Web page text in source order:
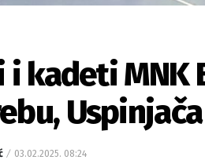
i kadeti
03.02.2025. 08:24